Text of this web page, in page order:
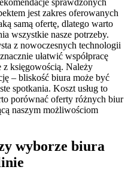
sprawdzonych
jest zakres oferowanych
samą ofertę, dlatego warto
wszystkie nasze potrzeby.
z nowoczesnych technologii
ułatwić współpracę
z księgowością. Należy
– bliskość biura może być
spotkania. Koszt usług to
porównać oferty różnych biur
naszym możliwościom
wyborze biura